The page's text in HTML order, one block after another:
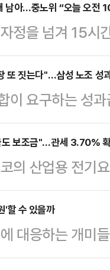
고 있기 때문이
서, 오세훈 국민
문가들은 가능성
리위원회에 따
히 오는 21일
위…
남아…중노위 “오늘 오전
정을 넘겨 15시
은 20일 오전
시부터 진행
일 오전 10시
위원장은 정회
정리됐는데 하
다시 오기로 했
또 짓는다"…삼성 노조 성
이 요구하는 성
한 비교 자료가
, 글로벌 기술
각적으로 보여
당 자료는 45
인공지능
에 대입해 환
도 보조금"…관세 3.70%
의 산업용 전기
로 판단하고 상
는 전기요금·탄
다.19일 철강업
국으로 수출한
'할 수 있을까
대응하는 개미
각으로 21일 새